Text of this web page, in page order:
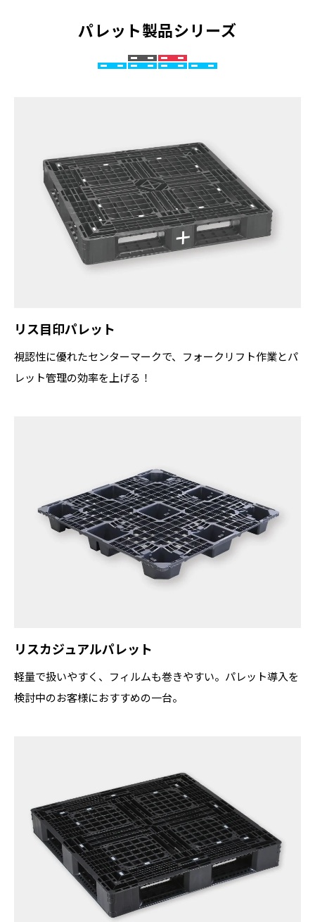
パレット製品シリーズ
リス目印パレット
視認性に優れたセンターマークで、フォークリフト作業とパ
レット管理の効率を上げる！
リスカジュアルパレット
軽量で扱いやすく、フィルムも巻きやすい。パレット導入を
検討中のお客様におすすめの一台。